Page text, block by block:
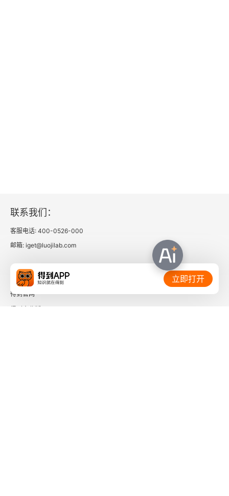
联系我们：
客服电话: 400-0526-000
邮箱: iget@luojilab.com
相关链接：
得到官网
立即打开